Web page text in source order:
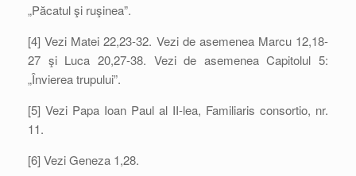
„Păcatul şi ruşinea”.
[4] Vezi Matei 22,23-32. Vezi de asemenea Marcu 12,18-
27 şi Luca 20,27-38. Vezi de asemenea Capitolul 5:
„Învierea trupului”.
[5] Vezi Papa Ioan Paul al II-lea, Familiaris consortio, nr.
11.
[6] Vezi Geneza 1,28.